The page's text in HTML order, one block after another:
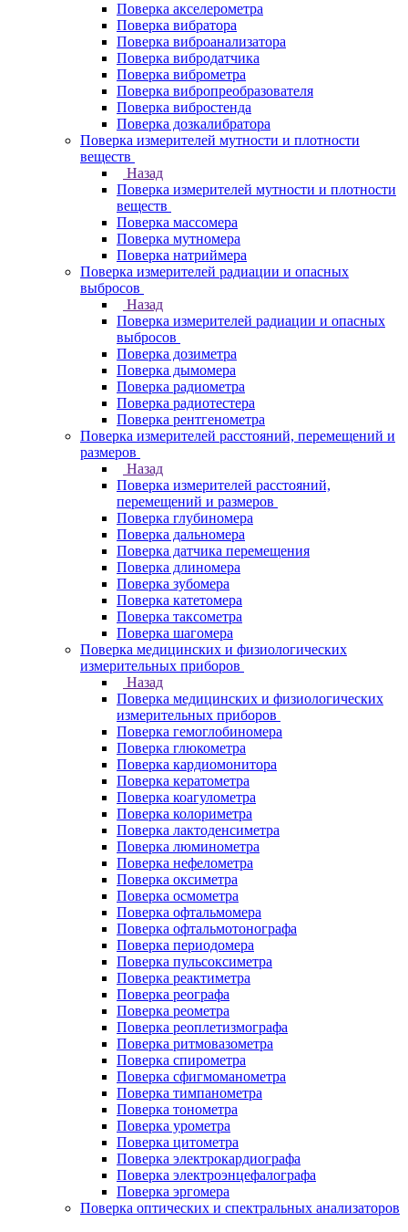
Поверка акселерометра
Поверка вибратора
Поверка виброанализатора
Поверка вибродатчика
Поверка виброметра
Поверка вибропреобразователя
Поверка вибростенда
Поверка дозкалибратора
Поверка измерителей мутности и плотности
веществ
Назад
Поверка измерителей мутности и плотности
веществ
Поверка массомера
Поверка мутномера
Поверка натриймера
Поверка измерителей радиации и опасных
выбросов
Назад
Поверка измерителей радиации и опасных
выбросов
Поверка дозиметра
Поверка дымомера
Поверка радиометра
Поверка радиотестера
Поверка рентгенометра
Поверка измерителей расстояний, перемещений и
размеров
Назад
Поверка измерителей расстояний,
перемещений и размеров
Поверка глубиномера
Поверка дальномера
Поверка датчика перемещения
Поверка длиномера
Поверка зубомера
Поверка катетомера
Поверка таксометра
Поверка шагомера
Поверка медицинских и физиологических
измерительных приборов
Назад
Поверка медицинских и физиологических
измерительных приборов
Поверка гемоглобиномера
Поверка глюкометра
Поверка кардиомонитора
Поверка кератометра
Поверка коагулометра
Поверка колориметра
Поверка лактоденсиметра
Поверка люминометра
Поверка нефелометра
Поверка оксиметра
Поверка осмометра
Поверка офтальмомера
Поверка офтальмотонографа
Поверка периодомера
Поверка пульсоксиметра
Поверка реактиметра
Поверка реографа
Поверка реометра
Поверка реоплетизмографа
Поверка ритмовазометра
Поверка спирометра
Поверка сфигмоманометра
Поверка тимпанометра
Поверка тонометра
Поверка урометра
Поверка цитометра
Поверка электрокардиографа
Поверка электроэнцефалографа
Поверка эргомера
Поверка оптических и спектральных анализаторов